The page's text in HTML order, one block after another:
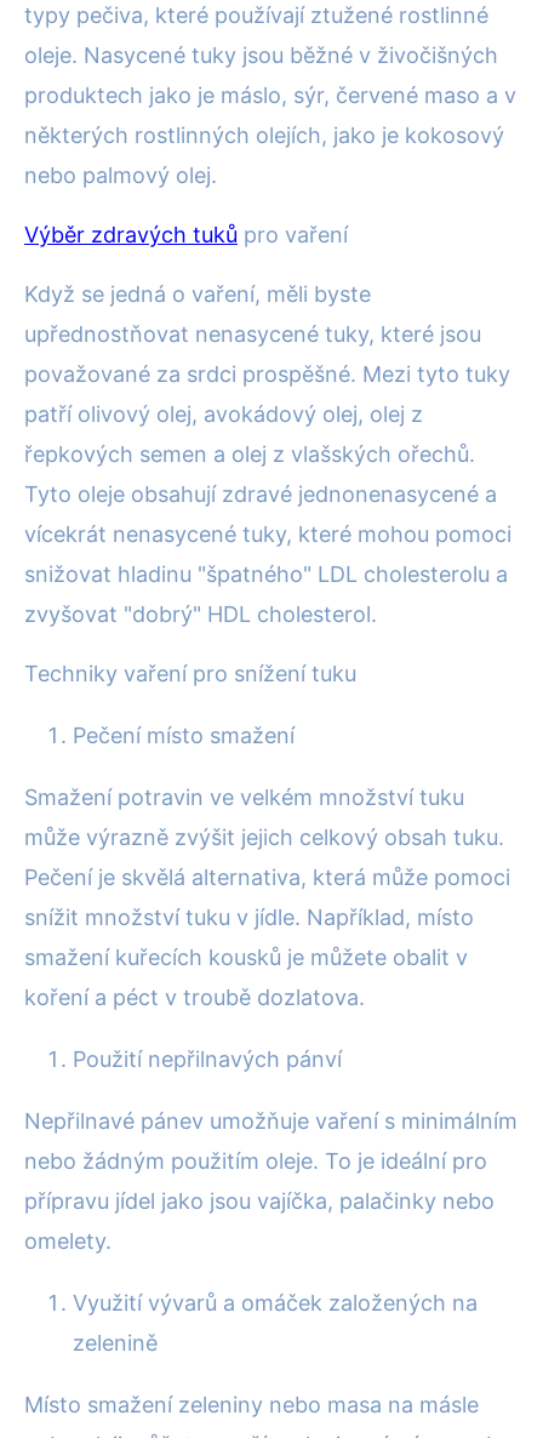
typy pečiva, které používají ztužené rostlinné
oleje. Nasycené tuky jsou běžné v živočišných
produktech jako je máslo, sýr, červené maso a v
některých rostlinných olejích, jako je kokosový
nebo palmový olej.
Výběr zdravých tuků pro vaření
Když se jedná o vaření, měli byste
upřednostňovat nenasycené tuky, které jsou
považované za srdci prospěšné. Mezi tyto tuky
patří olivový olej, avokádový olej, olej z
řepkových semen a olej z vlašských ořechů.
Tyto oleje obsahují zdravé jednonenasycené a
vícekrát nenasycené tuky, které mohou pomoci
snižovat hladinu "špatného" LDL cholesterolu a
zvyšovat "dobrý" HDL cholesterol.
Techniky vaření pro snížení tuku
Pečení místo smažení
Smažení potravin ve velkém množství tuku
může výrazně zvýšit jejich celkový obsah tuku.
Pečení je skvělá alternativa, která může pomoci
snížit množství tuku v jídle. Například, místo
smažení kuřecích kousků je můžete obalit v
koření a péct v troubě dozlatova.
Použití nepřilnavých pánví
Nepřilnavé pánev umožňuje vaření s minimálním
nebo žádným použitím oleje. To je ideální pro
přípravu jídel jako jsou vajíčka, palačinky nebo
omelety.
Využití vývarů a omáček založených na
zelenině
Místo smažení zeleniny nebo masa na másle